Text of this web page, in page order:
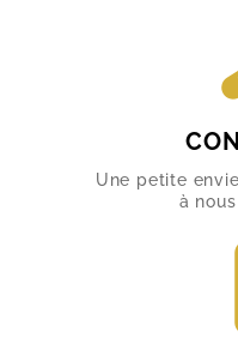
TRANSFERTS
Une petite
à